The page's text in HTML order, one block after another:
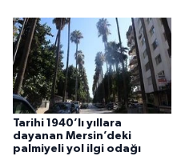
Tarihi 1940’lı yıllara
dayanan Mersin’deki
palmiyeli yol ilgi odağı